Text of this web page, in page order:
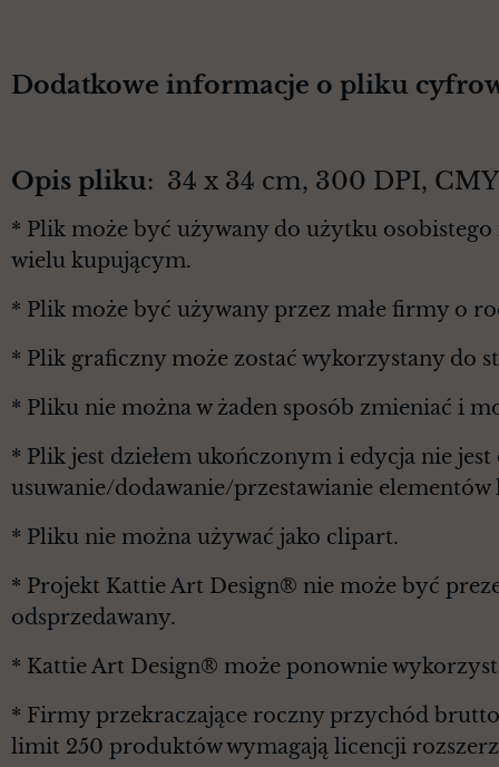
Dodatkowe informacje o pliku
Opis pliku: 34 x 34 cm, 300 DPI,
* Plik może być używany do użytku
wielu kupującym.
* Plik może być używany przez małe firmy o
* Plik graficzny może zostać wykorzystany do
* Pliku nie można w żaden sposób zmieniać i
* Plik jest dziełem ukończonym i edycja nie
usuwanie/dodawanie/przestawianie
* Pliku nie można używać jako clipart.
* Projekt Kattie Art Design® nie może być
odsprzedawany.
* Kattie Art Design® może ponownie
* Firmy przekraczające roczny przychód
limit 250 produktów wymagają licencji